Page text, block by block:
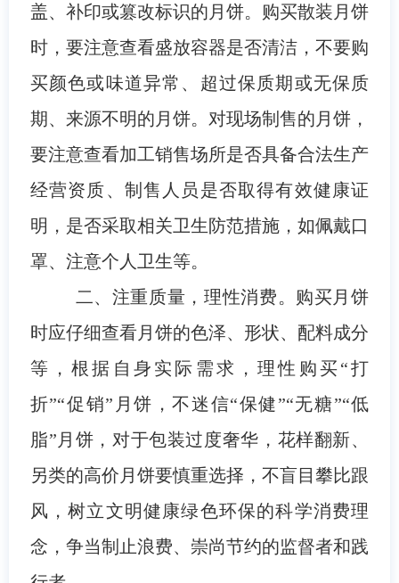
盖、补印或篡改标识的月饼。购买散装月饼
时，要注意查看盛放容器是否清洁，不要购
买颜色或味道异常、超过保质期或无保质
期、来源不明的月饼。对现场制售的月饼，
要注意查看加工销售场所是否具备合法生产
经营资质、制售人员是否取得有效健康证
明，是否采取相关卫生防范措施，如佩戴口
罩、注意个人卫生等。
二、注重质量，理性消费。 购买月饼
时应仔细查看月饼的色泽、形状、配料成分
等，根据自身实际需求，理性购买“打
折”“促销”月饼，不迷信“保健”“无糖”“低
脂”月饼，对于包装过度奢华，花样翻新、
另类的高价月饼要慎重选择，不盲目攀比跟
风，树立文明健康绿色环保的科学消费理
念，争当制止浪费、崇尚节约的监督者和践